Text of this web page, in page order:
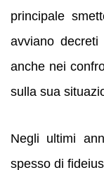
principale
avviano
anche nei
sulla sua
Negli ultimi
spesso di